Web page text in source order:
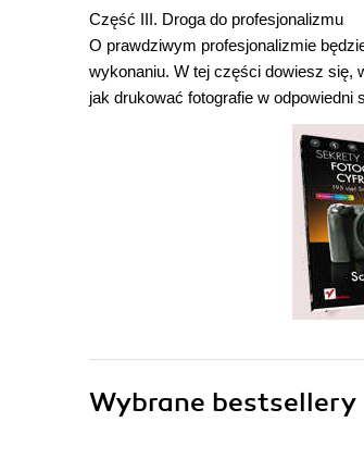
Część III. Droga do profesjonalizmu
O prawdziwym profesjonalizmie
wykonaniu. W tej części dowiesz się,
jak drukować fotografie w odpowiedni
Wybrane bestsellery